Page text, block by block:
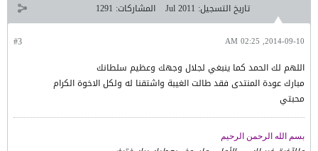
تاريخ التسجيل: Jul 2011 المشاركات: 1291
#3 2014-09-10, 02:25 AM
اللهم لك الحمد كما ينبغي لجلال وجهك وعظيم سلطانك
مبارك عودة المنتدى فقد طالت الغيبة واشتقنا له ولكل الاخوة الكرام
محبتي
بسم الله الرحمن الرحيم